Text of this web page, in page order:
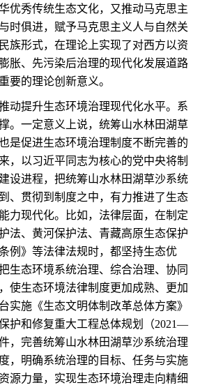
优秀传统生态文化，又推动马克思主
时俱进，赋予马克思主义人与自然关
族形式，在理论上实现了对西方以资
胀、先污染后治理的现代化发展道路
要的理论创新意义。
提升生态环境治理现代化水平。系
。一定意义上说，统筹山水林田湖草
是促进生态环境治理制度不断完善的
，以习近平同志为核心的党中央将制
设进程，把统筹山水林田湖草沙系统
、贯彻到制度之中，有力推进了生态
力现代化。比如，法律层面，在制定
法、黄河保护法、青藏高原生态保护
例》等法律法规时，都坚持生态优
生态环境系统治理、综合治理、协同
使生态环境法律制度更加成熟、更加
实施《生态文明体制改革总体方案》
护和修复重大工程总体规划（2021—
，完善统筹山水林田湖草沙系统治理
，明确系统治理的目标、任务与实施
源力量，实现生态环境治理走向精细